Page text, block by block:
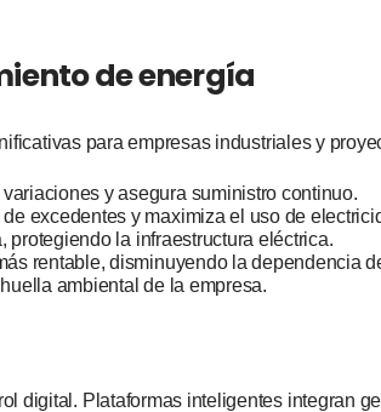
de energía
para empresas industriales y
y asegura suministro continuo.
excedentes y maximiza el uso de
protegiendo la infraestructura eléctrica.
rentable, disminuyendo la dependencia
ambiental de la empresa.
digital. Plataformas inteligentes integran